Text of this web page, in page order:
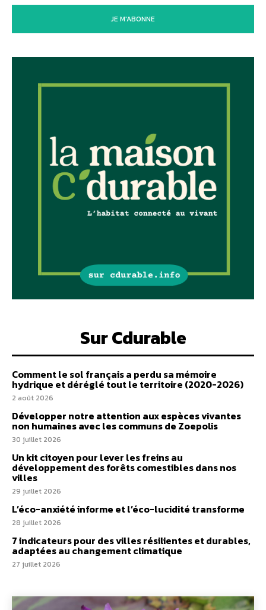
JE M'ABONNE
Sur Cdurable
Comment le sol français a perdu sa mémoire
hydrique et déréglé tout le territoire (2020-2026)
2 août 2026
Développer notre attention aux espèces vivantes
non humaines avec les communs de Zoepolis
30 juillet 2026
Un kit citoyen pour lever les freins au
développement des forêts comestibles dans nos
villes
29 juillet 2026
L’éco-anxiété informe et l’éco-lucidité transforme
28 juillet 2026
7 indicateurs pour des villes résilientes et durables,
adaptées au changement climatique
27 juillet 2026